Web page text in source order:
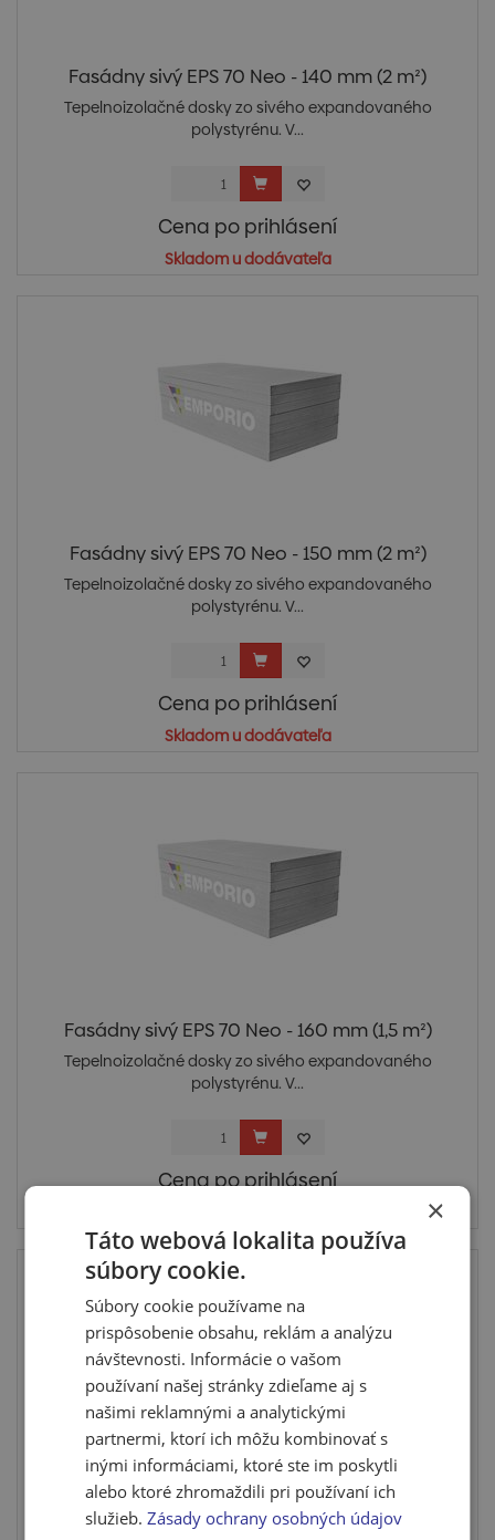
Fasádny sivý EPS 70 Neo - 140 mm (2 m²)
Tepelnoizolačné dosky zo sivého expandovaného
polystyrénu. V...
Cena po prihlásení
Skladom u dodávateľa
Fasádny sivý EPS 70 Neo - 150 mm (2 m²)
Tepelnoizolačné dosky zo sivého expandovaného
polystyrénu. V...
Cena po prihlásení
Skladom u dodávateľa
Fasádny sivý EPS 70 Neo - 160 mm (1,5 m²)
Tepelnoizolačné dosky zo sivého expandovaného
polystyrénu. V...
Cena po prihlásení
Fasádny sivý EPS 70 Neo - 170 mm (1,5 m²)
×
Táto webová lokalita používa
súbory cookie.
Súbory cookie používame na
prispôsobenie obsahu, reklám a analýzu
návštevnosti. Informácie o vašom
používaní našej stránky zdieľame aj s
našimi reklamnými a analytickými
partnermi, ktorí ich môžu kombinovať s
inými informáciami, ktoré ste im poskytli
alebo ktoré zhromaždili pri používaní ich
služieb.Zásady ochrany osobných údajov